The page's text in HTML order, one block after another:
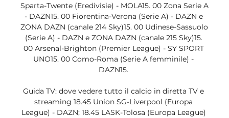
Sparta-Twente (Eredivisie) - MOLA15. 00 Zona Serie A
- DAZN15. 00 Fiorentina-Verona (Serie A) - DAZN e
ZONA DAZN (canale 214 Sky)15. 00 Udinese-Sassuolo
(Serie A) - DAZN e ZONA DAZN (canale 215 Sky)15.
00 Arsenal-Brighton (Premier League) - SY SPORT
UNO15. 00 Como-Roma (Serie A femminile) -
DAZN15.
Guida TV: dove vedere tutto il calcio in diretta TV e
streaming 18.45 Union SG-Liverpool (Europa
League) - DAZN; 18.45 LASK-Tolosa (Europa League)